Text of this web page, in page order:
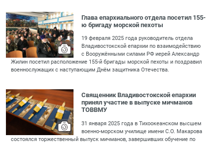
Глава епархиального отдела посетил 155-
ю бригаду морской пехоты
19 февраля 2025 года руководитель отдела
Владивостокской епархии по взаимодействию
с Вооружёнными силами РФ иерей Александр
Жилин посетил расположение 155-й бригады морской пехоты и поздравил
военнослужащих с наступающим Днём защитника Отечества.
Священник Владивостокской епархии
принял участие в выпуске мичманов
ТОВВМУ
31 января 2025 года в Тихоокеанском высшем
военно-морском училище имени С.О. Макарова
состоялся торжественный выпуск мичманов, завершивших обучение по